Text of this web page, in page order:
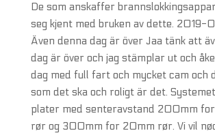
De som anskaffer
seg kjent med bruken av dette. 2019-
Även denna dag är över Jaa tänk att
dag är över och jag stämplar ut och
dag med full fart och mycket cam och
som det ska och roligt är det.
plater med senteravstand 200mm
rør og 300mm for 20mm rør. Vi vil